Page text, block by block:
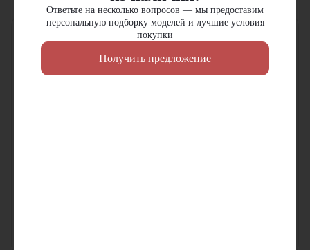
Ответьте на несколько вопросов — мы предоставим
персональную подборку моделей и лучшие условия
покупки
Получить предложение